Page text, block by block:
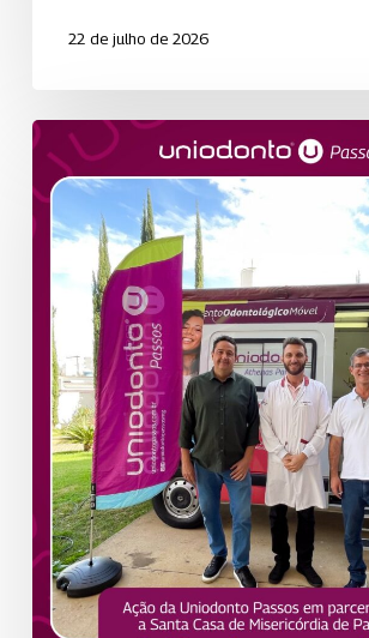
22 de julho de 2026
Cuidar
de
quem
cuida